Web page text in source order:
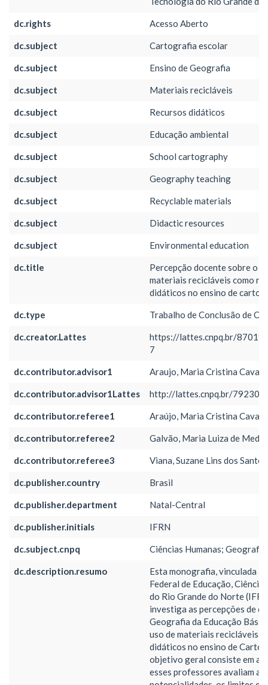
dc.rights Acesso Aberto
dc.subject Cartografia escolar
dc.subject Ensino de Geografia
dc.subject Materiais recicláveis
dc.subject Recursos didáticos
dc.subject Educação ambiental
dc.subject School cartography
dc.subject Geography teaching
dc.subject Recyclable materials
dc.subject Didactic resources
dc.subject Environmental education
dc.title
Percepção docente sobre o
materiais recicláveis como
didáticos no ensino de
dc.type Trabalho de Conclusão de
dc.creator.Lattes
https://lattes.cnpq.br/
7
dc.contributor.advisor1 Araujo, Maria Cristina
dc.contributor.advisor1Lattes http://lattes.cnpq.br/
dc.contributor.referee1 Araújo, Maria Cristina
dc.contributor.referee2 Galvão, Maria Luiza de
dc.contributor.referee3 Viana, Suzane Lins dos Santos
dc.publisher.country Brasil
dc.publisher.department Natal-Central
dc.publisher.initials IFRN
dc.subject.cnpq Ciências Humanas; Geografia
dc.description.resumo
Esta monografia, vinculada
Federal de Educação, Ciência
do Rio Grande do Norte
investiga as percepções de
Geografia da Educação
uso de materiais recicláveis
didáticos no ensino de
objetivo geral consiste em
esses professores avaliam as